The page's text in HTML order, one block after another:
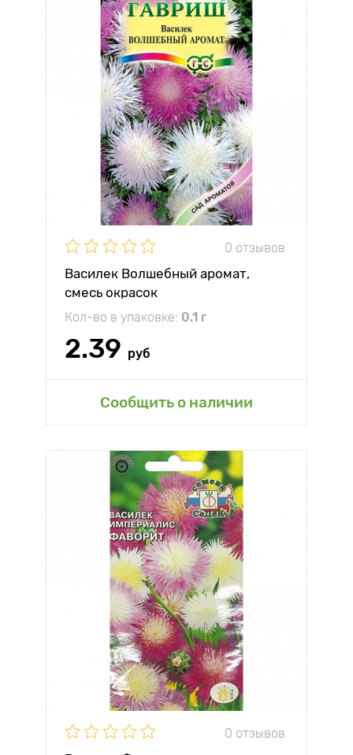
0 отзывов
Василек Волшебный аромат,
смесь окрасок
Кол-во в упаковке: 0.1 г
2.39 руб
Сообщить о наличии
0 отзывов